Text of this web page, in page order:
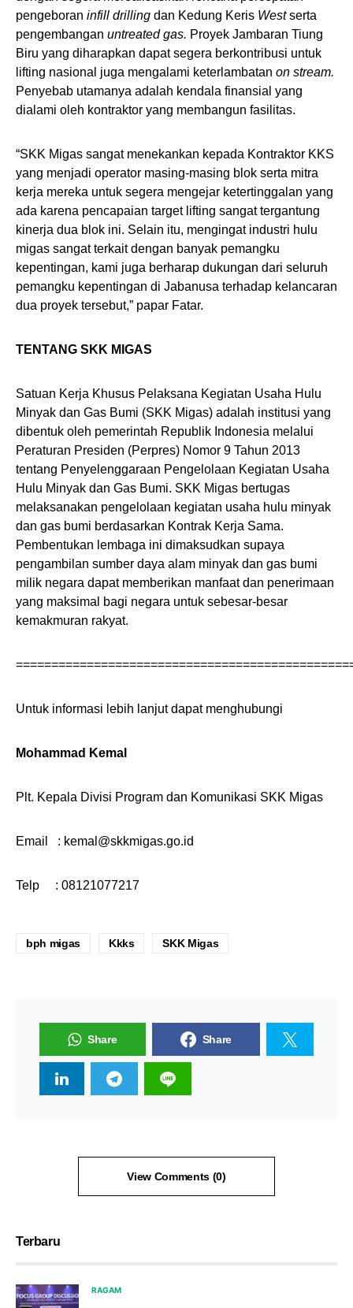
pengeboran infill drilling dan Kedung Keris Westserta
pengembangan untreated gas. Proyek Jambaran Tiung
Biru yang diharapkan dapat segera berkontribusi untuk
lifting nasional juga mengalami keterlambatan on stream.
Penyebab utamanya adalah kendala finansial yang
dialami oleh kontraktor yang membangun fasilitas.
“SKK Migas sangat menekankan kepada Kontraktor KKS
yang menjadi operator masing-masing blok serta mitra
kerja mereka untuk segera mengejar ketertinggalan yang
ada karena pencapaian target lifting sangat tergantung
kinerja dua blok ini. Selain itu, mengingat industri hulu
migas sangat terkait dengan banyak pemangku
kepentingan, kami juga berharap dukungan dari seluruh
pemangku kepentingan di Jabanusa terhadap kelancaran
dua proyek tersebut,” papar Fatar.
TENTANG SKK MIGAS
Satuan Kerja Khusus Pelaksana Kegiatan Usaha Hulu
Minyak dan Gas Bumi (SKK Migas) adalah institusi yang
dibentuk oleh pemerintah Republik Indonesia melalui
Peraturan Presiden (Perpres) Nomor 9 Tahun 2013
tentang Penyelenggaraan Pengelolaan Kegiatan Usaha
Hulu Minyak dan Gas Bumi. SKK Migas bertugas
melaksanakan pengelolaan kegiatan usaha hulu minyak
dan gas bumi berdasarkan Kontrak Kerja Sama.
Pembentukan lembaga ini dimaksudkan supaya
pengambilan sumber daya alam minyak dan gas bumi
milik negara dapat memberikan manfaat dan penerimaan
yang maksimal bagi negara untuk sebesar-besar
kemakmuran rakyat.
Untuk informasi lebih lanjut dapat menghubungi
Mohammad Kemal
Plt. Kepala Divisi Program dan Komunikasi SKK Migas
Email : kemal@skkmigas.go.id
Telp : 08121077217
bph migas Kkks SKK Migas
Share Share
View Comments (0)
Terbaru
RAGAM